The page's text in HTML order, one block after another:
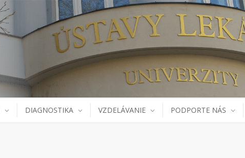
DIAGNOSTIKA VZDELÁVANIE PODPORTE NÁS